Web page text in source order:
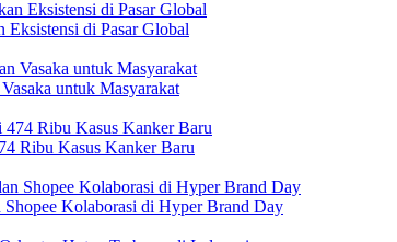
di Pasar Global
untuk Masyarakat
Ribu Kasus Kanker Baru
Kolaborasi di Hyper Brand Day